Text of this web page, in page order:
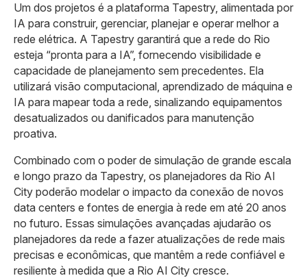
Um dos projetos é a plataforma Tapestry, alimentada por
IA para construir, gerenciar, planejar e operar melhor a
rede elétrica. A Tapestry garantirá que a rede do Rio
esteja “pronta para a IA”, fornecendo visibilidade e
capacidade de planejamento sem precedentes. Ela
utilizará visão computacional, aprendizado de máquina e
IA para mapear toda a rede, sinalizando equipamentos
desatualizados ou danificados para manutenção
proativa.
Combinado com o poder de simulação de grande escala
e longo prazo da Tapestry, os planejadores da Rio AI
City poderão modelar o impacto da conexão de novos
data centers e fontes de energia à rede em até 20 anos
no futuro. Essas simulações avançadas ajudarão os
planejadores da rede a fazer atualizações de rede mais
precisas e econômicas, que mantêm a rede confiável e
resiliente à medida que a Rio AI City cresce.